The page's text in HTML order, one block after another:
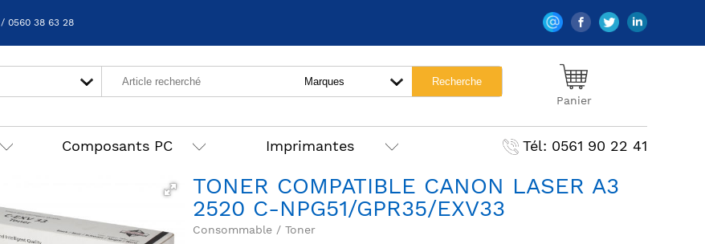
0560 38 63 28
Panier
Composants PC Imprimantes Tél: 0561 90 22 41
TONER COMPATIBLE CANON LASER A3
2520 C-NPG51/GPR35/EXV33
Consommable / Toner